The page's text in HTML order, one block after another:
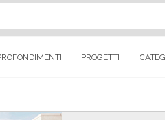
PROGETTI